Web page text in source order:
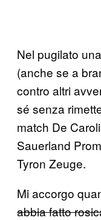
Nel pugilato
(anche se a
contro altri
sé senza
match De
Sauerland
Tyron Zeuge.
Mi accorgo
abbia fatto